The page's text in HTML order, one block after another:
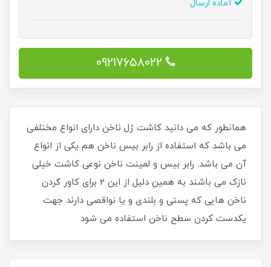
آماده ارسال
09217658022
همانطور که می دانید کاشت ژل ناخن دارای انواع مختلفی
می باشد که استفاده از رابر بیس ناخن هم یکی از انواع
آن می باشد. رابر بیس و لمینت ناخن نوعی کاشت خیلی
نازک می باشند به همین دلیل از این 2 برای کاور کردن
ناخن هایی که پستی و بلندی و یا نواقصی دارند جهت
یکدست کردن سطح ناخن استفاده می شود